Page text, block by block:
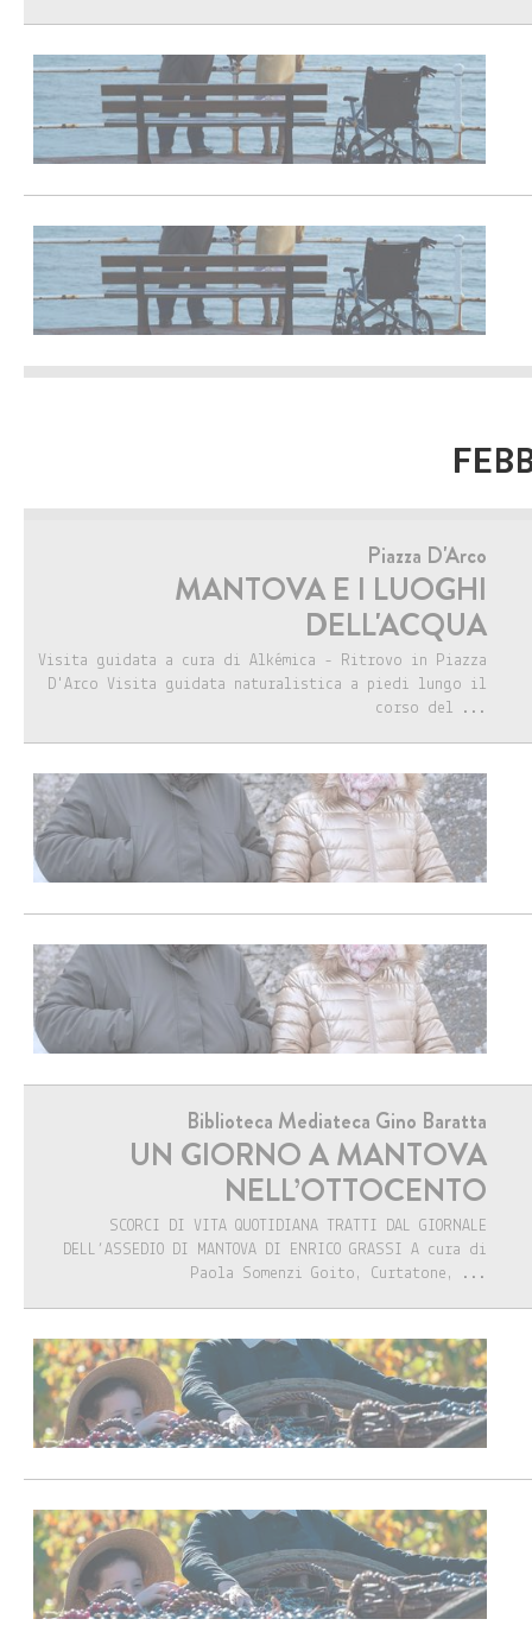
Piazza D'Arco
MANTOVA E I LUOGHI
DELL'ACQUA
Visita guidata a cura di Alkémica - Ritrovo in Piazza
D'Arco Visita guidata naturalistica a piedi lungo il
corso del ...
Biblioteca Mediateca Gino Baratta
UN GIORNO A MANTOVA
NELL’OTTOCENTO
SCORCI DI VITA QUOTIDIANA TRATTI DAL GIORNALE
DELL’ASSEDIO DI MANTOVA DI ENRICO GRASSI A cura di
Paola Somenzi Goito, Curtatone, ...